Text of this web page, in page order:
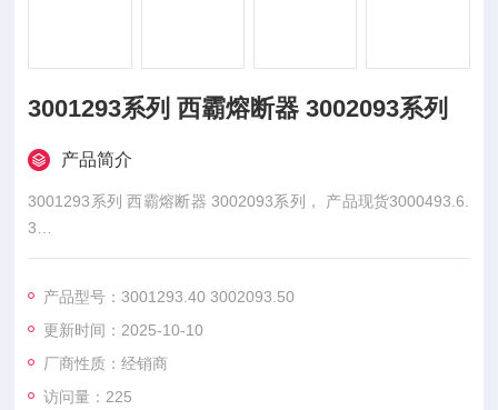
3001293系列 西霸熔断器 3002093系列
产品简介
3001293系列 西霸熔断器 3002093系列， 产品现货3000493.6.
3
3001213.8 3001293.10 3001293.16 3001293.20 3001293.25
匹配变压器的额定电流与短路特性，当出现过载或内部短路时，
可在规定时间内可靠熔断，切断故障电流。
产品型号：3001293.40 3002093.50
更新时间：2025-10-10
厂商性质：经销商
访问量：225